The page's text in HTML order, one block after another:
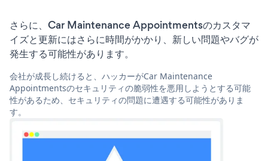
さらに、Car Maintenance Appointmentsのカスタマ
イズと更新にはさらに時間がかかり、新しい問題やバグが
発生する可能性があります。
会社が成長し続けると、ハッカーがCar Maintenance
Appointmentsのセキュリティの脆弱性を悪用しようとする可能
性があるため、セキュリティの問題に遭遇する可能性がありま
す。